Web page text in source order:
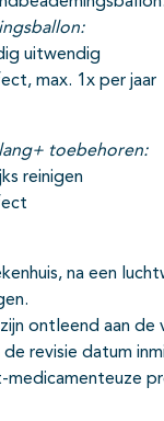
uitwendig
max. 1x per jaar
toebehoren:
reinigen
na een
ontleend aan
revisie datum